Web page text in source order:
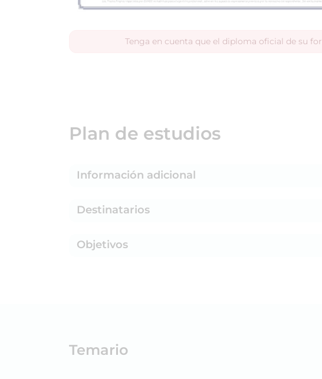
Tenga en cuenta que el diploma oficial de su
Plan de estudios
Información adicional
Destinatarios
Objetivos
Temario